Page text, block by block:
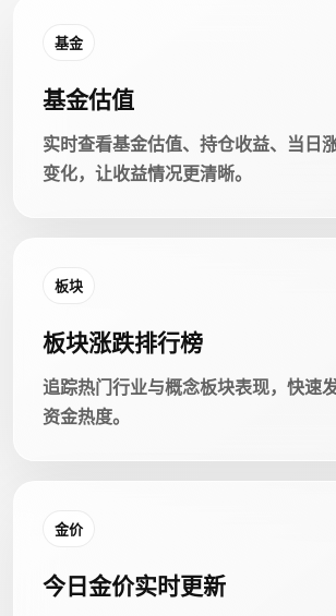
基金
基金估值
实时查看基金估值、持仓收益、当日
变化，让收益情况更清晰。
板块
板块涨跌排行榜
追踪热门行业与概念板块表现，快速
资金热度。
金价
今日金价实时更新